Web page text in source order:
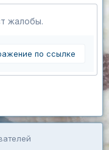
жалобы.
по ссылке